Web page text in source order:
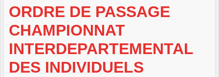
ORDRE DE PASSAGE
CHAMPIONNAT
INTERDEPARTEMENTAL
DES INDIVIDUELS